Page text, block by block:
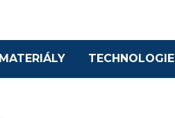
MATERIÁLY TECHNOLOGIE